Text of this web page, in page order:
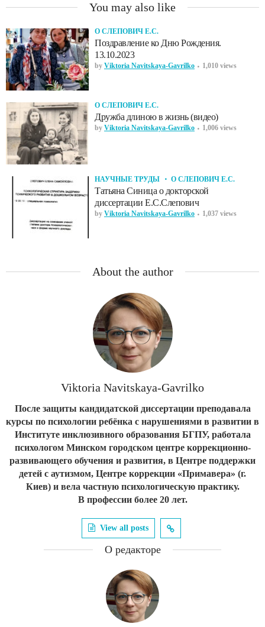
You may also like
О СЛЕПОВИЧ Е.С.
Поздравление ко Дню Рождения.
13.10.2023
by Viktoria Navitskaya-Gavrilko 1,010 views
О СЛЕПОВИЧ Е.С.
Дружба длиною в жизнь (видео)
by Viktoria Navitskaya-Gavrilko 1,006 views
НАУЧНЫЕ ТРУДЫ О СЛЕПОВИЧ Е.С.
Татьяна Синица о докторской
диссертации Е.С.Слепович
by Viktoria Navitskaya-Gavrilko 1,037 views
About the author
Viktoria Navitskaya-Gavrilko
После защиты кандидатской диссертации преподавала
курсы по психологии ребёнка с нарушениями в развитии в
Институте инклюзивного образования БГПУ, работала
психологом Минском городском центре коррекционно-
развивающего обучения и развития, в Центре поддержки
детей с аутизмом, Центре коррекции «Примавера» (г.
Киев) и вела частную психологическую практику.
В профессии более 20 лет.
View all posts
О редакторе